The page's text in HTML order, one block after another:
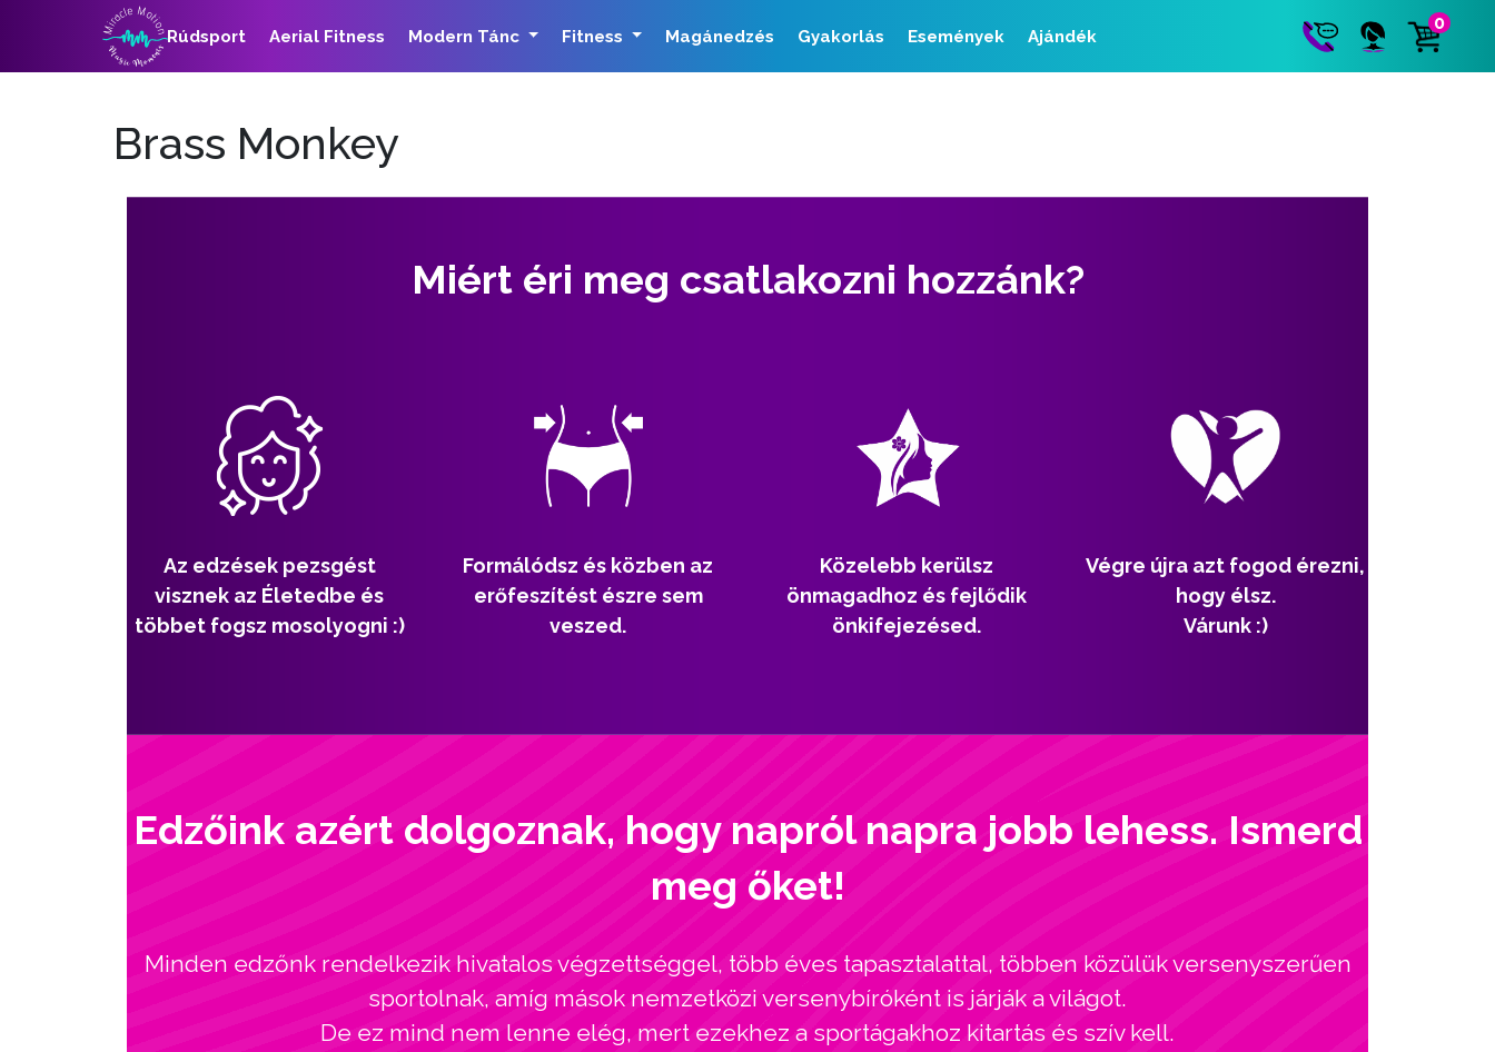
Rúdsport Aerial Fitness Modern Tánc Fitness Magánedzés Gyakorlás Események Ajándék
0
Brass Monkey
Miért éri meg csatlakozni hozzánk?
Az edzések pezsgést
visznek az Életedbe és
többet fogsz mosolyogni :)
Formálódsz és közben az
erőfeszítést észre sem
veszed.
Közelebb kerülsz
önmagadhoz és fejlődik
önkifejezésed.
Végre újra azt fogod érezni,
hogy élsz.
Várunk :)
Edzőink azért dolgoznak, hogy napról napra jobb lehess. Ismerd
meg őket!
Minden edzőnk rendelkezik hivatalos végzettséggel, több éves tapasztalattal, többen közülük versenyszerűen
sportolnak, amíg mások nemzetközi versenybíróként is járják a világot.
De ez mind nem lenne elég, mert ezekhez a sportágakhoz kitartás és szív kell.